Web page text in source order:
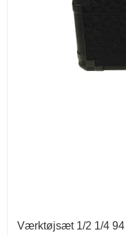
Værktøjsæt 1/2 1/4 94